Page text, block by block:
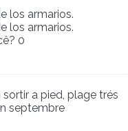
los armarios.
los armarios.
0
a pied, plage trés
septembre